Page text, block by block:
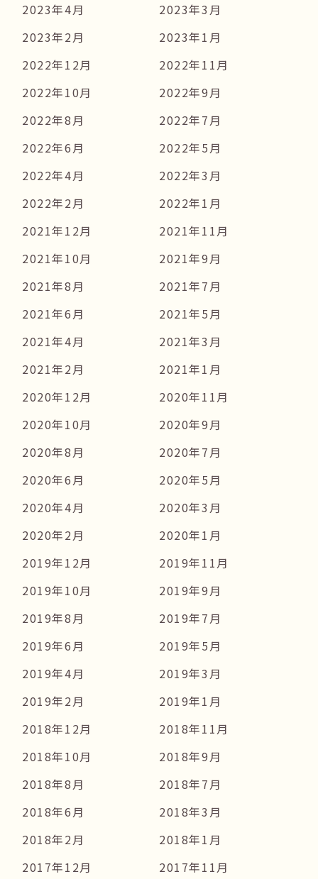
2023年4月
2023年3月
2023年2月
2023年1月
2022年12月
2022年11月
2022年10月
2022年9月
2022年8月
2022年7月
2022年6月
2022年5月
2022年4月
2022年3月
2022年2月
2022年1月
2021年12月
2021年11月
2021年10月
2021年9月
2021年8月
2021年7月
2021年6月
2021年5月
2021年4月
2021年3月
2021年2月
2021年1月
2020年12月
2020年11月
2020年10月
2020年9月
2020年8月
2020年7月
2020年6月
2020年5月
2020年4月
2020年3月
2020年2月
2020年1月
2019年12月
2019年11月
2019年10月
2019年9月
2019年8月
2019年7月
2019年6月
2019年5月
2019年4月
2019年3月
2019年2月
2019年1月
2018年12月
2018年11月
2018年10月
2018年9月
2018年8月
2018年7月
2018年6月
2018年3月
2018年2月
2018年1月
2017年12月
2017年11月